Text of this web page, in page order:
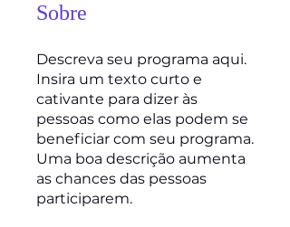
Sobre
Descreva seu programa aqui.
Insira um texto curto e
cativante para dizer às
pessoas como elas podem se
beneficiar com seu programa.
Uma boa descrição aumenta
as chances das pessoas
participarem.